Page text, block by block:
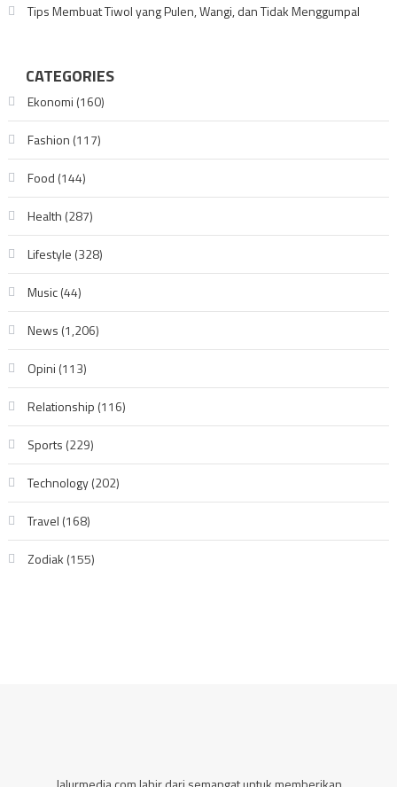
Tips Membuat Tiwol yang Pulen, Wangi, dan Tidak Menggumpal
CATEGORIES
Ekonomi (160)
Fashion (117)
Food (144)
Health (287)
Lifestyle (328)
Music(44)
News (1,206)
Opini (113)
Relationship (116)
Sports (229)
Technology(202)
Travel (168)
Zodiak (155)